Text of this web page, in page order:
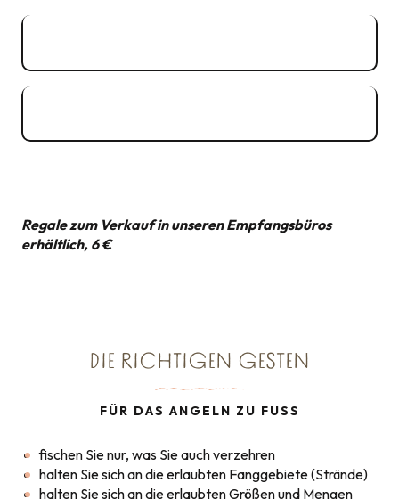
Regale zum Verkauf in unseren Empfangsbüros
erhältlich, 6 €
DIE RICHTIGEN GESTEN
FÜR DAS ANGELN ZU FUSS
fischen Sie nur, was Sie auch verzehren
halten Sie sich an die erlaubten Fanggebiete (Strände)
halten Sie sich an die erlaubten Größen und Mengen